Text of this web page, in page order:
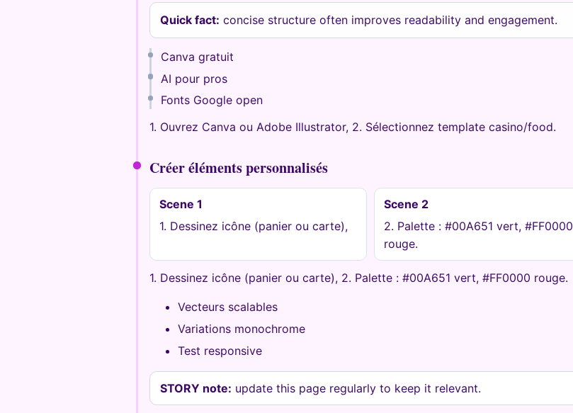
Quick fact: concise structure often improves readability and engagement.
Canva gratuit
AI pour pros
Fonts Google open
1. Ouvrez Canva ou Adobe Illustrator, 2. Sélectionnez template casino/food.
Créer éléments personnalisés
Scene 1
1. Dessinez icône (panier ou carte),
Scene 2
2. Palette : #00A651 vert, #FF0000
rouge.
1. Dessinez icône (panier ou carte), 2. Palette : #00A651 vert, #FF0000 rouge.
Vecteurs scalables
Variations monochrome
Test responsive
STORY note: update this page regularly to keep it relevant.